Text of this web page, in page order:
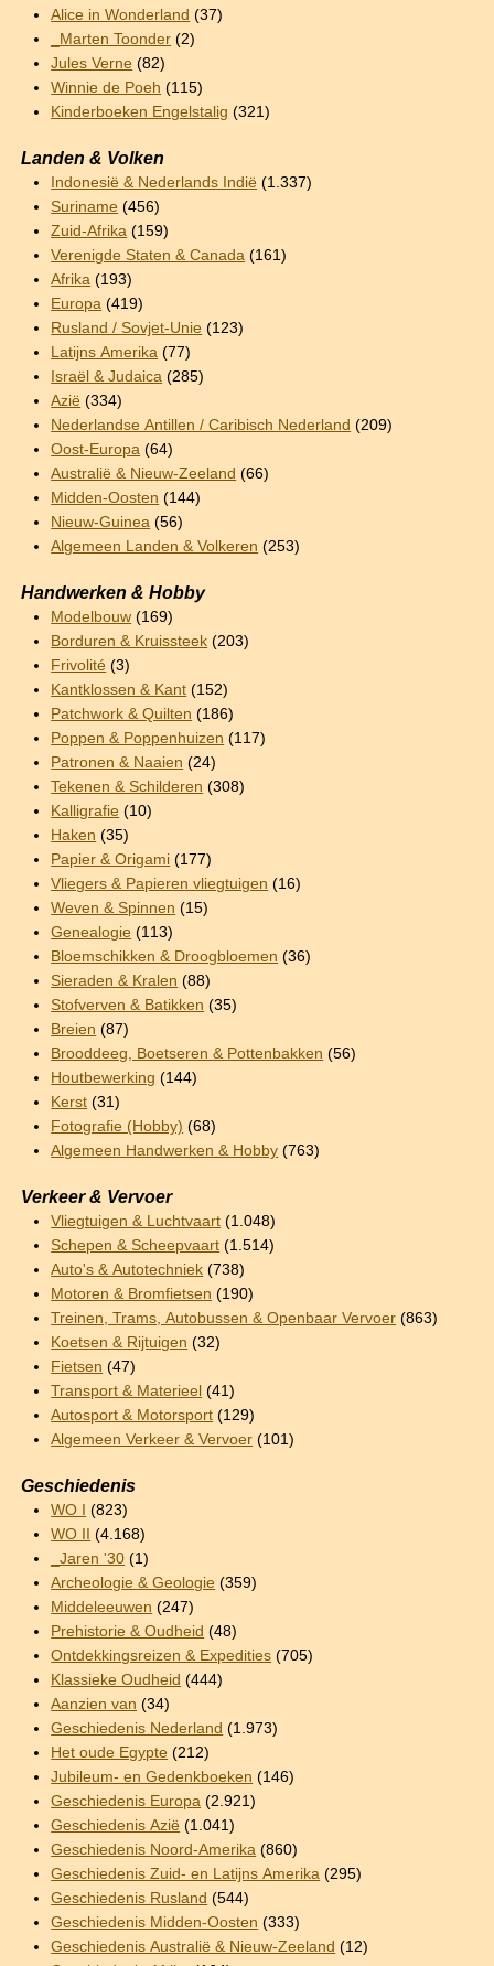
Alice in Wonderland (37)
_Marten Toonder (2)
Jules Verne (82)
Winnie de Poeh (115)
Kinderboeken Engelstalig (321)
Landen & Volken
Indonesië & Nederlands Indië (1.337)
Suriname (456)
Zuid-Afrika (159)
Verenigde Staten & Canada (161)
Afrika (193)
Europa (419)
Rusland / Sovjet-Unie (123)
Latijns Amerika (77)
Israël & Judaica (285)
Azië (334)
Nederlandse Antillen / Caribisch Nederland (209)
Oost-Europa (64)
Australië & Nieuw-Zeeland (66)
Midden-Oosten (144)
Nieuw-Guinea (56)
Algemeen Landen & Volkeren (253)
Handwerken & Hobby
Modelbouw (169)
Borduren & Kruissteek (203)
Frivolité (3)
Kantklossen & Kant (152)
Patchwork & Quilten (186)
Poppen & Poppenhuizen (117)
Patronen & Naaien (24)
Tekenen & Schilderen (308)
Kalligrafie (10)
Haken (35)
Papier & Origami (177)
Vliegers & Papieren vliegtuigen (16)
Weven & Spinnen (15)
Genealogie (113)
Bloemschikken & Droogbloemen (36)
Sieraden & Kralen (88)
Stofverven & Batikken (35)
Breien (87)
Brooddeeg, Boetseren & Pottenbakken (56)
Houtbewerking (144)
Kerst (31)
Fotografie (Hobby) (68)
Algemeen Handwerken & Hobby (763)
Verkeer & Vervoer
Vliegtuigen & Luchtvaart (1.048)
Schepen & Scheepvaart (1.514)
Auto's & Autotechniek (738)
Motoren & Bromfietsen (190)
Treinen, Trams, Autobussen & Openbaar Vervoer (863)
Koetsen & Rijtuigen (32)
Fietsen (47)
Transport & Materieel (41)
Autosport & Motorsport (129)
Algemeen Verkeer & Vervoer (101)
Geschiedenis
WO I (823)
WO II (4.168)
_Jaren '30 (1)
Archeologie & Geologie (359)
Middeleeuwen (247)
Prehistorie & Oudheid (48)
Ontdekkingsreizen & Expedities (705)
Klassieke Oudheid (444)
Aanzien van (34)
Geschiedenis Nederland (1.973)
Het oude Egypte (212)
Jubileum- en Gedenkboeken (146)
Geschiedenis Europa (2.921)
Geschiedenis Azië (1.041)
Geschiedenis Noord-Amerika (860)
Geschiedenis Zuid- en Latijns Amerika (295)
Geschiedenis Rusland (544)
Geschiedenis Midden-Oosten (333)
Geschiedenis Australië & Nieuw-Zeeland (12)